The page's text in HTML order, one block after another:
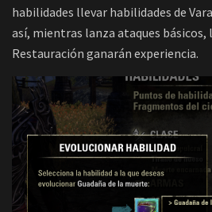
habilidades llevar habilidades de
así, mientras lanza ataques básicos,
Restauración ganarán experiencia.